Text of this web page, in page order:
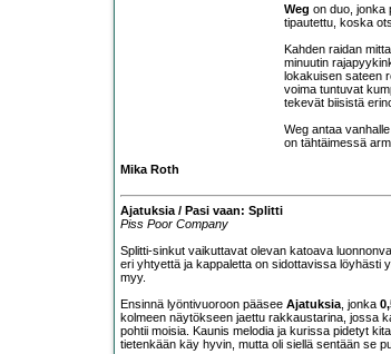
Weg on duo, jonka
tipautettu, koska
Kahden raidan
minuutin
lokakuisen sateen
voima tuntuvat
tekevät biisistä
Weg antaa
on tähtäimessä
Mika Roth
Ajatuksia / Pasi vaan: Splitti
Piss Poor Company
Splitti-sinkut vaikuttavat olevan katoava
eri yhtyettä ja kappaletta on sidottavissa löyhästi
myy.
Ensinnä lyöntivuoroon pääsee Ajatuksia , jonka
kolmeen näytökseen jaettu rakkaustarina, jossa
pohtii moisia. Kaunis melodia ja kurissa pidetyt
tietenkään käy hyvin, mutta oli siellä sentään se